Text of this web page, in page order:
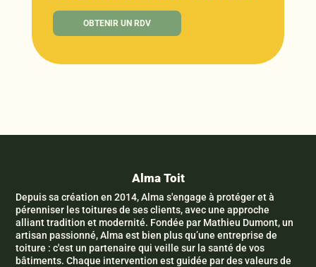
OBTENIR UN RDV
Alma Toit
Depuis sa création en 2014, Alma s'engage à protéger et à
pérenniser les toitures de ses clients, avec une approche
alliant tradition et modernité. Fondée par Mathieu Dumont, un
artisan passionné, Alma est bien plus qu’une entreprise de
toiture : c'est un partenaire qui veille sur la santé de vos
bâtiments. Chaque intervention est guidée par des valeurs de